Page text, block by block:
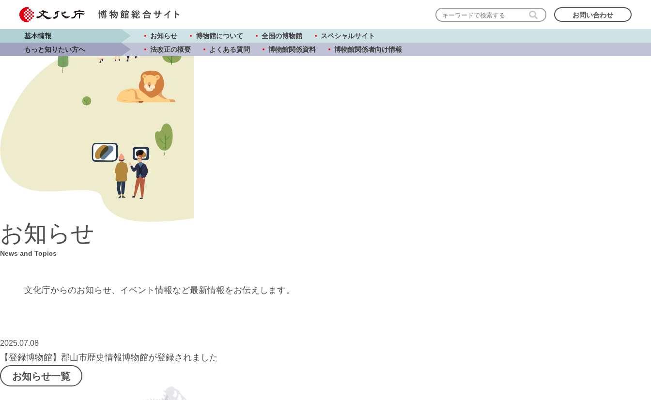
お問い合わせ
基本情報 お知らせ 博物館について 全国の博物館
スペシャルサイト
もっと知りたい方へ
法改正の概要 よくある質問 博物館関係資料 博物館関係者向け情報
お知らせ
News and Topics
文化庁からのお知らせ、イベント情報など最新情報をお伝えします。
2025.07.08
【登録博物館】郡山市歴史情報博物館が登録されました
お知らせ一覧